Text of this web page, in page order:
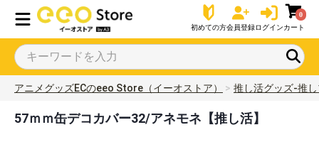
初めての方会員登録ログイン
0
カート
アニメグッズECのeeo Store（イーオストア） 推し活グッズ-推
57ｍｍ缶デコカバー32/アネモネ【推し活】